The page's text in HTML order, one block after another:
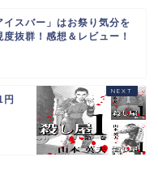
イスバー」はお祭り気分を
抜群！感想＆レビュー！
円